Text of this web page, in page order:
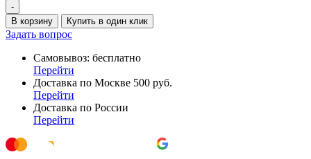
-
В корзину
Купить в один клик
Задать вопрос
Самовывоз: бесплатно
Перейти
Доставка по Москве 500 руб.
Перейти
Доставка по России
Перейти